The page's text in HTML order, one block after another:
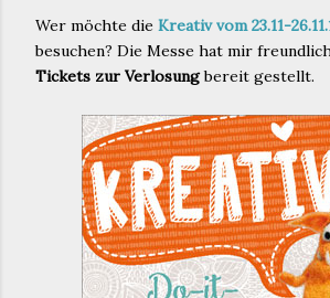
Wer möchte die Kreativ vom 23.11-
besuchen? Die Messe hat mir
Tickets zur Verlosungbereit gestellt.